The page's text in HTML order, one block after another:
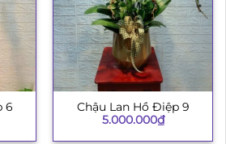
6
Chậu Lan Hồ Điệp 9
5.000.000₫